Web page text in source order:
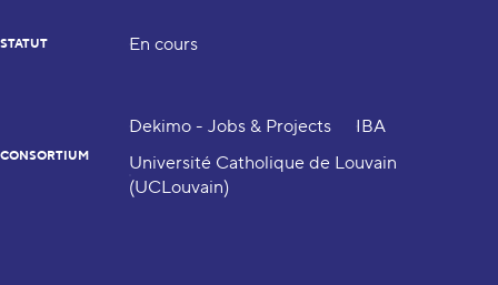
STATUT En cours
CONSORTIUM
Dekimo - Jobs & Projects
IBA
Université Catholique de Louvain
(UCLouvain)